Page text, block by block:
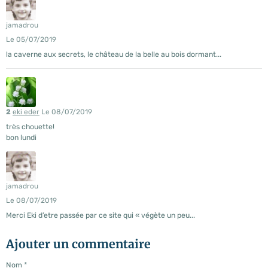
jamadrou
Le 05/07/2019
la caverne aux secrets, le château de la belle au bois dormant...
2 eki eder Le 08/07/2019
très chouette!
bon lundi
jamadrou
Le 08/07/2019
Merci Eki d’etre passée par ce site qui « végète un peu...
Ajouter un commentaire
Nom